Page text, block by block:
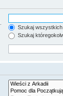
Szukaj
Szukaj